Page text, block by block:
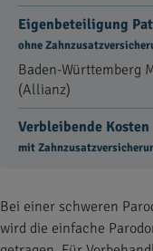
Eigenbeteiligung
ohne
Baden-Württemberg
(Allianz)
Verbleibende Kosten
mit
Bei einer schweren
wird die einfache